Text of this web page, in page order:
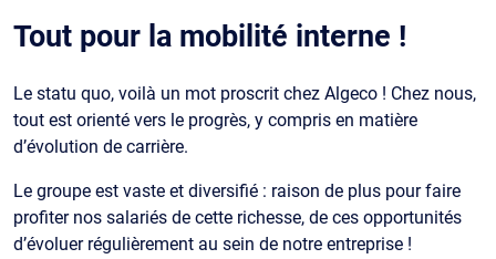
Tout pour la mobilité interne !
Le statu quo, voilà un mot proscrit chez Algeco ! Chez nous,
tout est orienté vers le progrès, y compris en matière
d’évolution de carrière.
Le groupe est vaste et diversifié : raison de plus pour faire
profiter nos salariés de cette richesse, de ces opportunités
d’évoluer régulièrement au sein de notre entreprise !